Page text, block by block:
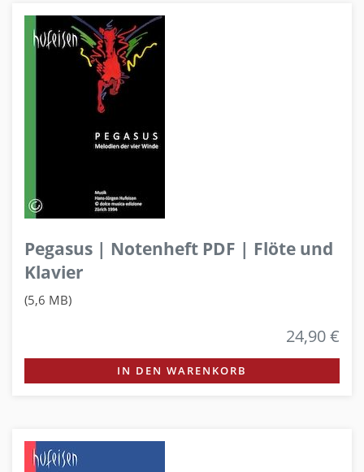
Pegasus | Notenheft PDF | Flöte und
Klavier
(5,6 MB)
24,90 €
IN DEN WARENKORB